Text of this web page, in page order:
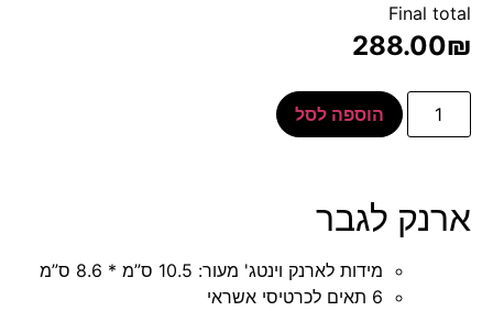
Final total
288.00₪
הוספה לסל
ארנק לגבר
מידות לארנק וינטג' מעור: 10.5 ס”מ * 8.6 ס”מ
6 תאים לכרטיסי אשראי